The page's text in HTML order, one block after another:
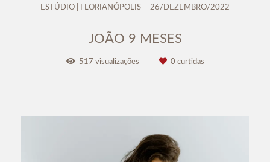
ESTÚDIO | FLORIANÓPOLIS
26/DEZEMBRO/2022
JOÃO 9 MESES
517 visualizações 0 curtidas